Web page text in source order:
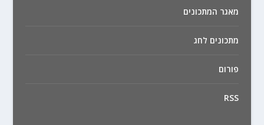
מאגר המתכונים
מתכונים לחג
פורום
RSS